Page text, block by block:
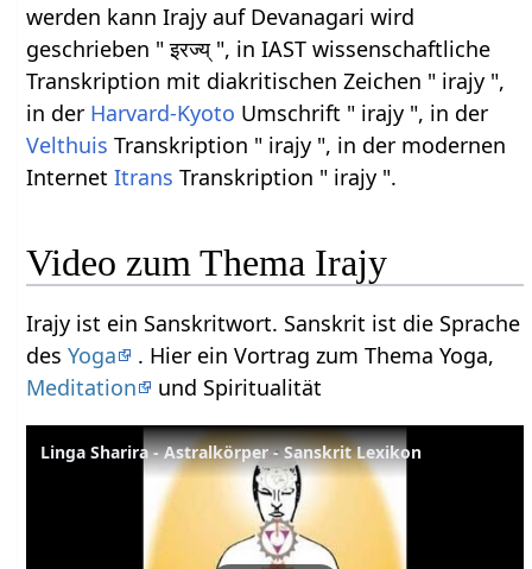
werden kann Irajy auf Devanagari wird
geschrieben " इरज्य् ", in IAST wissenschaftliche
Transkription mit diakritischen Zeichen " irajy ",
in der Harvard-Kyoto Umschrift " irajy ", in der
Velthuis Transkription " irajy ", in der modernen
InternetItrans Transkription " irajy ".
Video zum Thema Irajy
Irajy ist ein Sanskritwort. Sanskrit ist die Sprache
desYoga
. Hier ein Vortrag zum Thema Yoga,
Meditation
und Spiritualität
Linga Sharira - Astralkörper - Sanskrit Lexikon